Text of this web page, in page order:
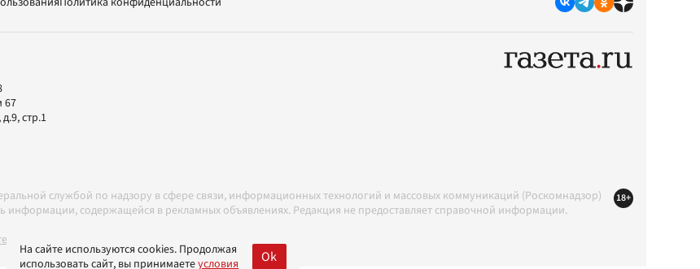
67
стр.1
службой по надзору в сфере связи, информационных технологий и массовых коммуникаций (Роскомнадзор)
информации, содержащейся в рекламных объявлениях. Редакция не предоставляет справочной информации.
в соответствии с Правилами
18+
На сайте используются cookies. Продолжая
использовать сайт, вы принимаетеусловия Ok